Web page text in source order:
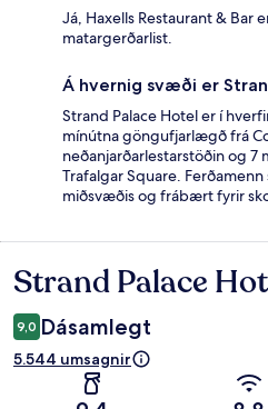
Já, Haxells Restaurant & Bar
matargerðarlist.
Á hvernig svæði er
Strand Palace Hotel er í
mínútna göngufjarlægð frá
neðanjarðarlestarstöðin og
Trafalgar Square.
miðsvæðis og frábært fyrir
Umsagnir
Strand Palace
9,0 Dásamlegt
5.544 umsagnir